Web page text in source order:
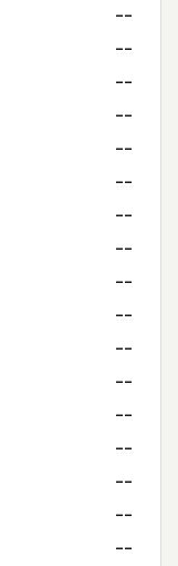
--
--
--
--
--
--
--
--
--
--
--
--
--
--
--
--
--